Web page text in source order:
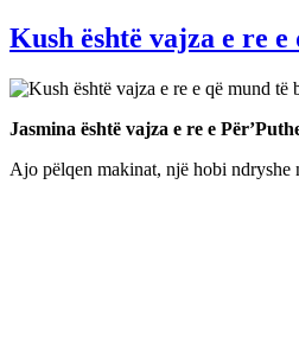
Kush është vajza e re
Jasmina është vajza e re e
Ajo pëlqen makinat, një hobi ndryshe